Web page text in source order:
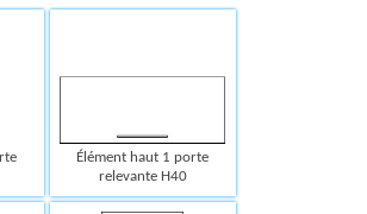
Élément haut 1 porte
relevante H40